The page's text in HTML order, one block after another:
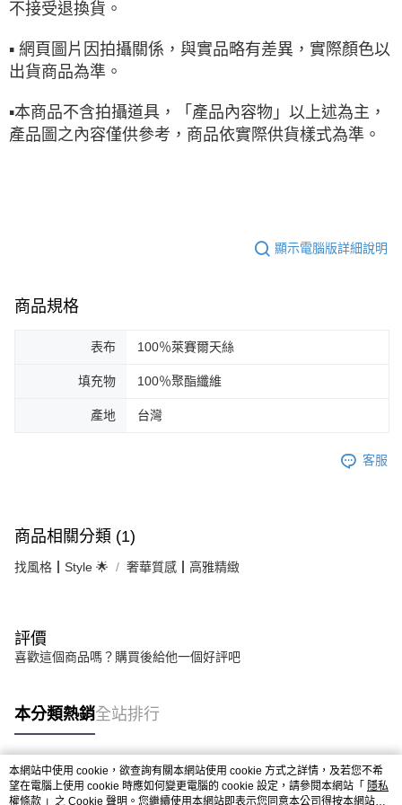
不接受退換貨。
▪ 網頁圖片因拍攝關係，與實品略有差異，實際顏色以
出貨商品為準。
▪本商品不含拍攝道具，「產品內容物」以上述為主，
產品圖之內容僅供參考，商品依實際供貨樣式為準。
顯示電腦版詳細說明
商品規格
表布 100％萊賽爾天絲
填充物 100％聚酯纖維
產地 台灣
客服
商品相關分類 (1)
找風格┃Style 🌟 奢華質感┃高雅精緻
評價
喜歡這個商品嗎？購買後給他一個好評吧
本分類熱銷全站排行
熱門標籤
本網站中使用 cookie，欲查詢有關本網站使用 cookie 方式之詳情，及若您不希
望在電腦上使用 cookie 時應如何變更電腦的 cookie 設定，請參閱本網站「 隱私
權條款 」之 Cookie 聲明。您繼續使用本網站即表示您同意本公司得按本網站使